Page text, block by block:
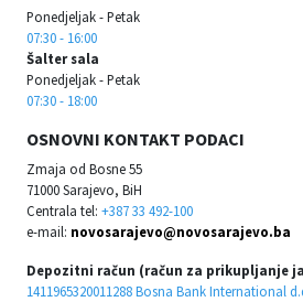
Ponedjeljak - Petak
07:30 - 16:00
Šalter sala
Ponedjeljak - Petak
07:30 - 18:00
OSNOVNI KONTAKT PODACI
Zmaja od Bosne 55
71000 Sarajevo, BiH
Centrala tel: +387 33 492-100
e-mail: novosarajevo@novosarajevo.ba
Depozitni račun (račun za prikupljanje
1411965320011288 Bosna Bank International